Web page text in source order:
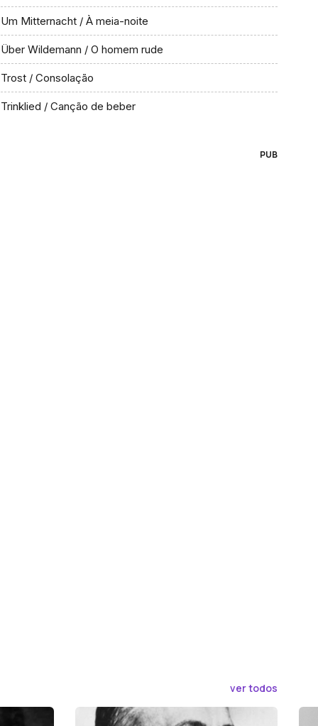
Um Mitternacht / À meia-noite
Über Wildemann / O homem rude
Trost / Consolação
Trinklied / Canção de beber
PUB
ver todos